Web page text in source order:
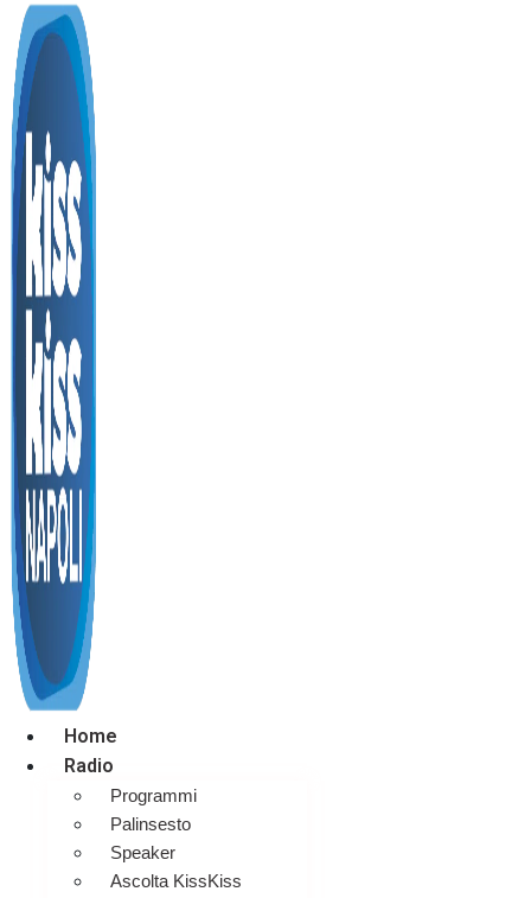
Home
Radio
Programmi
Palinsesto
Speaker
Ascolta KissKiss